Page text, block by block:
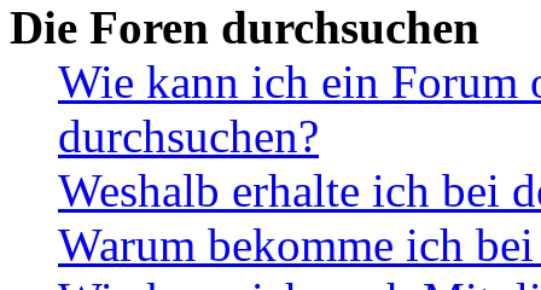
Die Foren durchsuchen
Wie kann ich ein Forum
durchsuchen?
Weshalb erhalte ich bei
Warum bekomme ich